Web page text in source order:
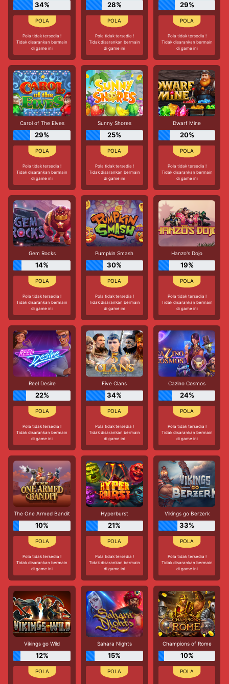
34%
Pola tidak tersedia !
Tidak disarankan bermain
di game ini
28%
Pola tidak tersedia !
Tidak disarankan bermain
di game ini
29%
Pola tidak tersedia !
Tidak disarankan bermain
di game ini
Carol of The Elves
29%
Pola tidak tersedia !
Tidak disarankan bermain
di game ini
Sunny Shores
25%
Pola tidak tersedia !
Tidak disarankan bermain
di game ini
Dwarf Mine
20%
Pola tidak tersedia !
Tidak disarankan bermain
di game ini
Gem Rocks
14%
Pola tidak tersedia !
Tidak disarankan bermain
di game ini
Pumpkin Smash
30%
Pola tidak tersedia !
Tidak disarankan bermain
di game ini
Hanzo's Dojo
19%
Pola tidak tersedia !
Tidak disarankan bermain
di game ini
Reel Desire
22%
Pola tidak tersedia !
Tidak disarankan bermain
di game ini
Five Clans
34%
Pola tidak tersedia !
Tidak disarankan bermain
di game ini
Cazino Cosmos
24%
Pola tidak tersedia !
Tidak disarankan bermain
di game ini
The One Armed Bandit
10%
Pola tidak tersedia !
Tidak disarankan bermain
di game ini
Hyperburst
21%
Pola tidak tersedia !
Tidak disarankan bermain
di game ini
Vikings go Berzerk
33%
Pola tidak tersedia !
Tidak disarankan bermain
di game ini
Vikings go Wild
12%
Sahara Nights
15%
Champions of Rome
10%